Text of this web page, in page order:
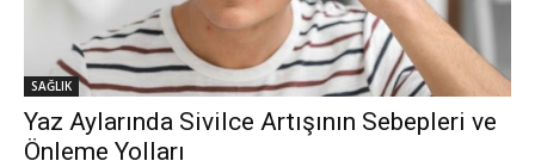
SAĞLIK
Yaz Aylarında Sivilce Artışının Sebepleri ve
Önleme Yolları